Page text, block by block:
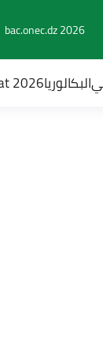
bac.onec.dz 2026
البكالوريا2026